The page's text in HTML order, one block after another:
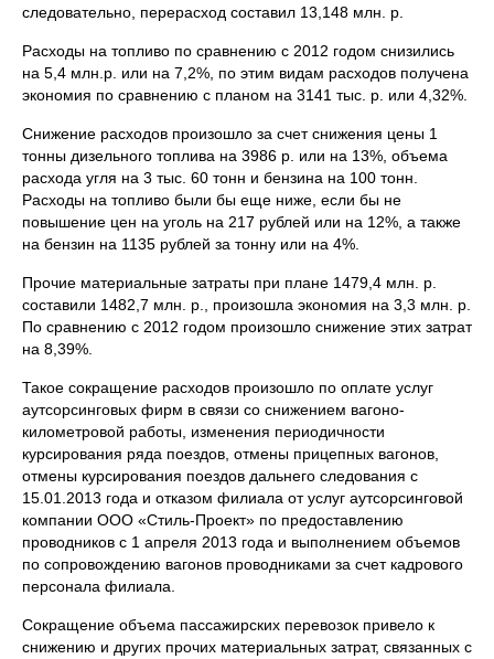
следовательно, перерасход составил 13,148 млн. р.
Расходы на топливо по сравнению с 2012 годом снизились
на 5,4 млн.р. или на 7,2%, по этим видам расходов получена
экономия по сравнению с планом на 3141 тыс. р. или 4,32%.
Снижение расходов произошло за счет снижения цены 1
тонны дизельного топлива на 3986 р. или на 13%, объема
расхода угля на 3 тыс. 60 тонн и бензина на 100 тонн.
Расходы на топливо были бы еще ниже, если бы не
повышение цен на уголь на 217 рублей или на 12%, а также
на бензин на 1135 рублей за тонну или на 4%.
Прочие материальные затраты при плане 1479,4 млн. р.
составили 1482,7 млн. р., произошла экономия на 3,3 млн. р.
По сравнению с 2012 годом произошло снижение этих затрат
на 8,39%.
Такое сокращение расходов произошло по оплате услуг
аутсорсинговых фирм в связи со снижением вагоно-
километровой работы, изменения периодичности
курсирования ряда поездов, отмены прицепных вагонов,
отмены курсирования поездов дальнего следования с
15.01.2013 года и отказом филиала от услуг аутсорсинговой
компании ООО «Стиль-Проект» по предоставлению
проводников с 1 апреля 2013 года и выполнением объемов
по сопровождению вагонов проводниками за счет кадрового
персонала филиала.
Сокращение объема пассажирских перевозок привело к
снижению и других прочих материальных затрат, связанных с